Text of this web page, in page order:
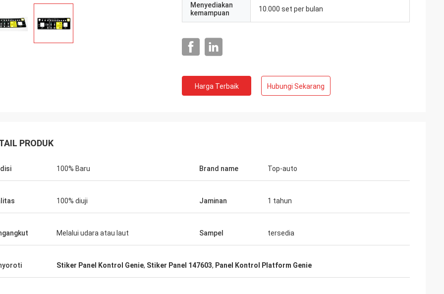
Ahmed Saeed
bantuan Anda.
Richard Barker
Produk sempurna, kualitas cukup bagus.
membutuhkannya ...
Menyediakan
kemampuan
10.000 set per bulan
Harga Terbaik Hubungi Sekarang
PRODUK
100% Baru Brand name Top-auto
100% diuji Jaminan 1 tahun
Melalui udara atau laut Sampel tersedia
Stiker Panel Kontrol Genie, Stiker Panel 147603, Panel Kontrol Platform Genie